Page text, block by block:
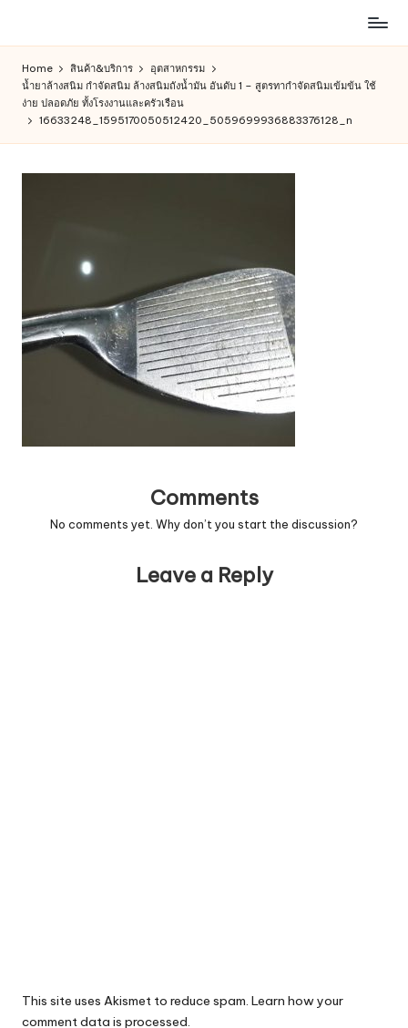
content
สินค้า
ออนไลน์
เพื่อ
คน
Home สินค้า&บริการ
อุตสาหกรรม
น้ำยาล้างสนิม กำจัดสนิม ล้างสนิมถังน้ำมัน อันดับ 1 – สูตรทากำจัดสนิมเข้มข้น ใช้
ง่าย ปลอดภัย ทั้งโรงงานและครัวเรือน
16633248_1595170050512420_5059699936883376128_n
Comments
No comments yet. Why don’t you start the discussion?
Leave a Reply
This site uses Akismet to reduce spam. Learn how your
comment data is processed.